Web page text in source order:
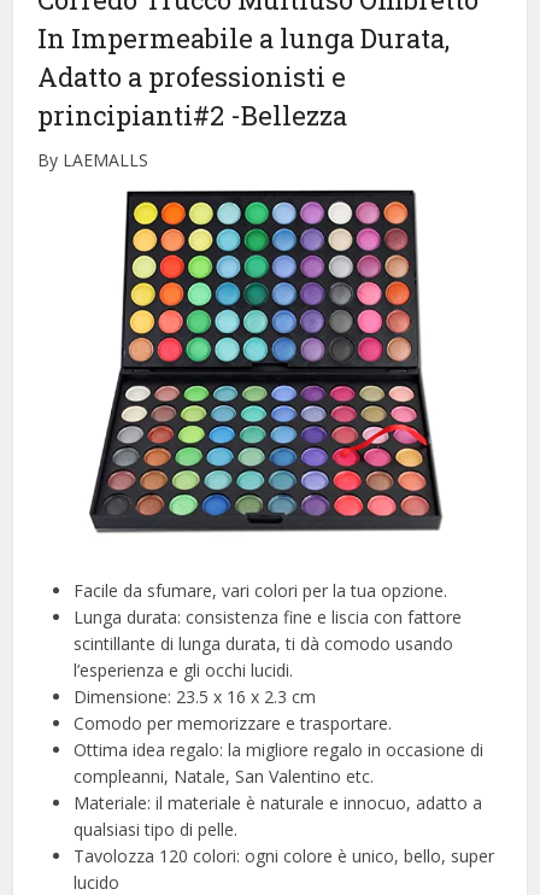
In Impermeabile a lunga Durata,
Adatto a professionisti e
principianti#2 -Bellezza
By LAEMALLS
Facile da sfumare, vari colori per la tua opzione.
Lunga durata: consistenza fine e liscia con fattore
scintillante di lunga durata, ti dà comodo usando
l’esperienza e gli occhi lucidi.
Dimensione: 23.5 x 16 x 2.3 cm
Comodo per memorizzare e trasportare.
Ottima idea regalo: la migliore regalo in occasione di
compleanni, Natale, San Valentino etc.
Materiale: il materiale è naturale e innocuo, adatto a
qualsiasi tipo di pelle.
Tavolozza 120 colori: ogni colore è unico, bello, super
lucido